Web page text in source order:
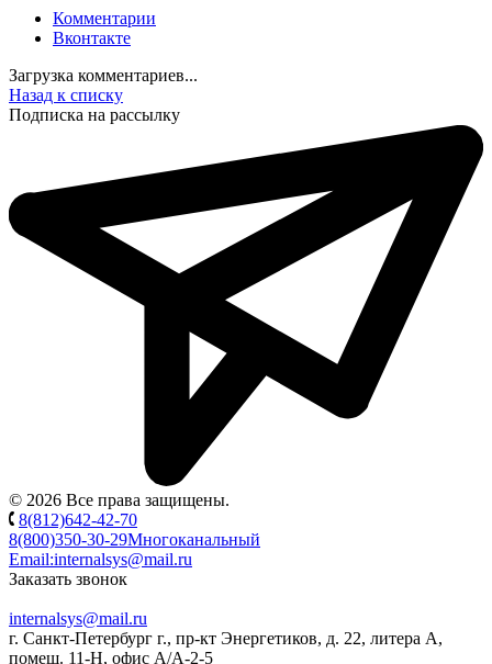
Комментарии
Вконтакте
Загрузка комментариев...
Назад к списку
Подписка на рассылку
© 2026 Все права защищены.
8(812)642-42-70
8(800)350-30-29Многоканальный
Email:internalsys@mail.ru
Заказать звонок
internalsys@mail.ru
г. Санкт-Петербург г., пр-кт Энергетиков, д. 22, литера А,
помещ. 11-Н, офис А/А-2-5